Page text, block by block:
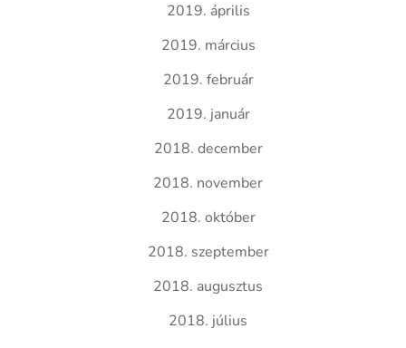
2019. április
2019. március
2019. február
2019. január
2018. december
2018. november
2018. október
2018. szeptember
2018. augusztus
2018. július